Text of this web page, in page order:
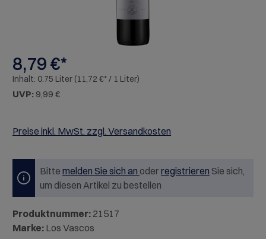
8,79 €*
Inhalt: 0.75 Liter (11,72 €* / 1 Liter)
UVP: 9,99 €
Preise inkl. MwSt. zzgl. Versandkosten
Bitte melden Sie sich an oderregistrieren Sie sich,
um diesen Artikel zu bestellen
Produktnummer: 21517
Marke: Los Vascos